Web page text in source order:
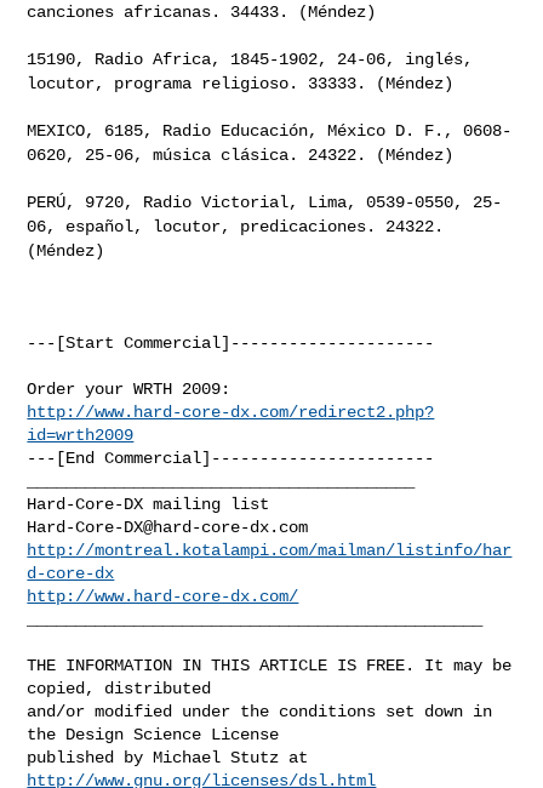
canciones africanas. 34433. (Méndez)
15190, Radio Africa, 1845-1902, 24-06, inglés,
locutor, programa religioso. 33333. (Méndez)
MEXICO, 6185, Radio Educación, México D. F., 0608-
0620, 25-06, música clásica. 24322. (Méndez)
PERÚ, 9720, Radio Victorial, Lima, 0539-0550, 25-
06, español, locutor, predicaciones. 24322.
(Méndez)
---[Start Commercial]---------------------
http://www.hard-core-dx.com/redirect2.php?
id=wrth2009
---[End Commercial]-----------------------
Hard-Core-DX@hard-core-dx.com
http://montreal.kotalampi.com/mailman/listinfo/har
d-core-dx
http://www.hard-core-dx.com/
THE INFORMATION IN THIS ARTICLE IS FREE. It may be
copied, distributed
and/or modified under the conditions set down in
the Design Science License
http://www.gnu.org/licenses/dsl.html